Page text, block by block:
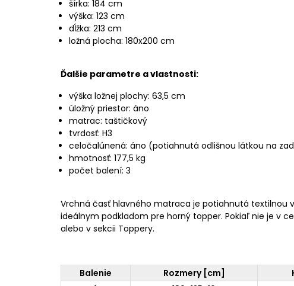
šírka: 184 cm
výška: 123 cm
dĺžka: 213 cm
ložná plocha: 180x200 cm
Ďalšie parametre a vlastnosti:
výška ložnej plochy: 63,5 cm
úložný priestor: áno
matrac: taštičkový
tvrdosť: H3
celočalúnená: áno (potiahnutá odlišnou látkou na
hmotnosť: 177,5 kg
počet balení: 3
Vrchná časť hlavného matraca je potiahnutá textilnou
ideálnym podkladom pre horný topper. Pokiaľ nie je v
alebo v sekcii Toppery.
Balenie Rozmery [cm]